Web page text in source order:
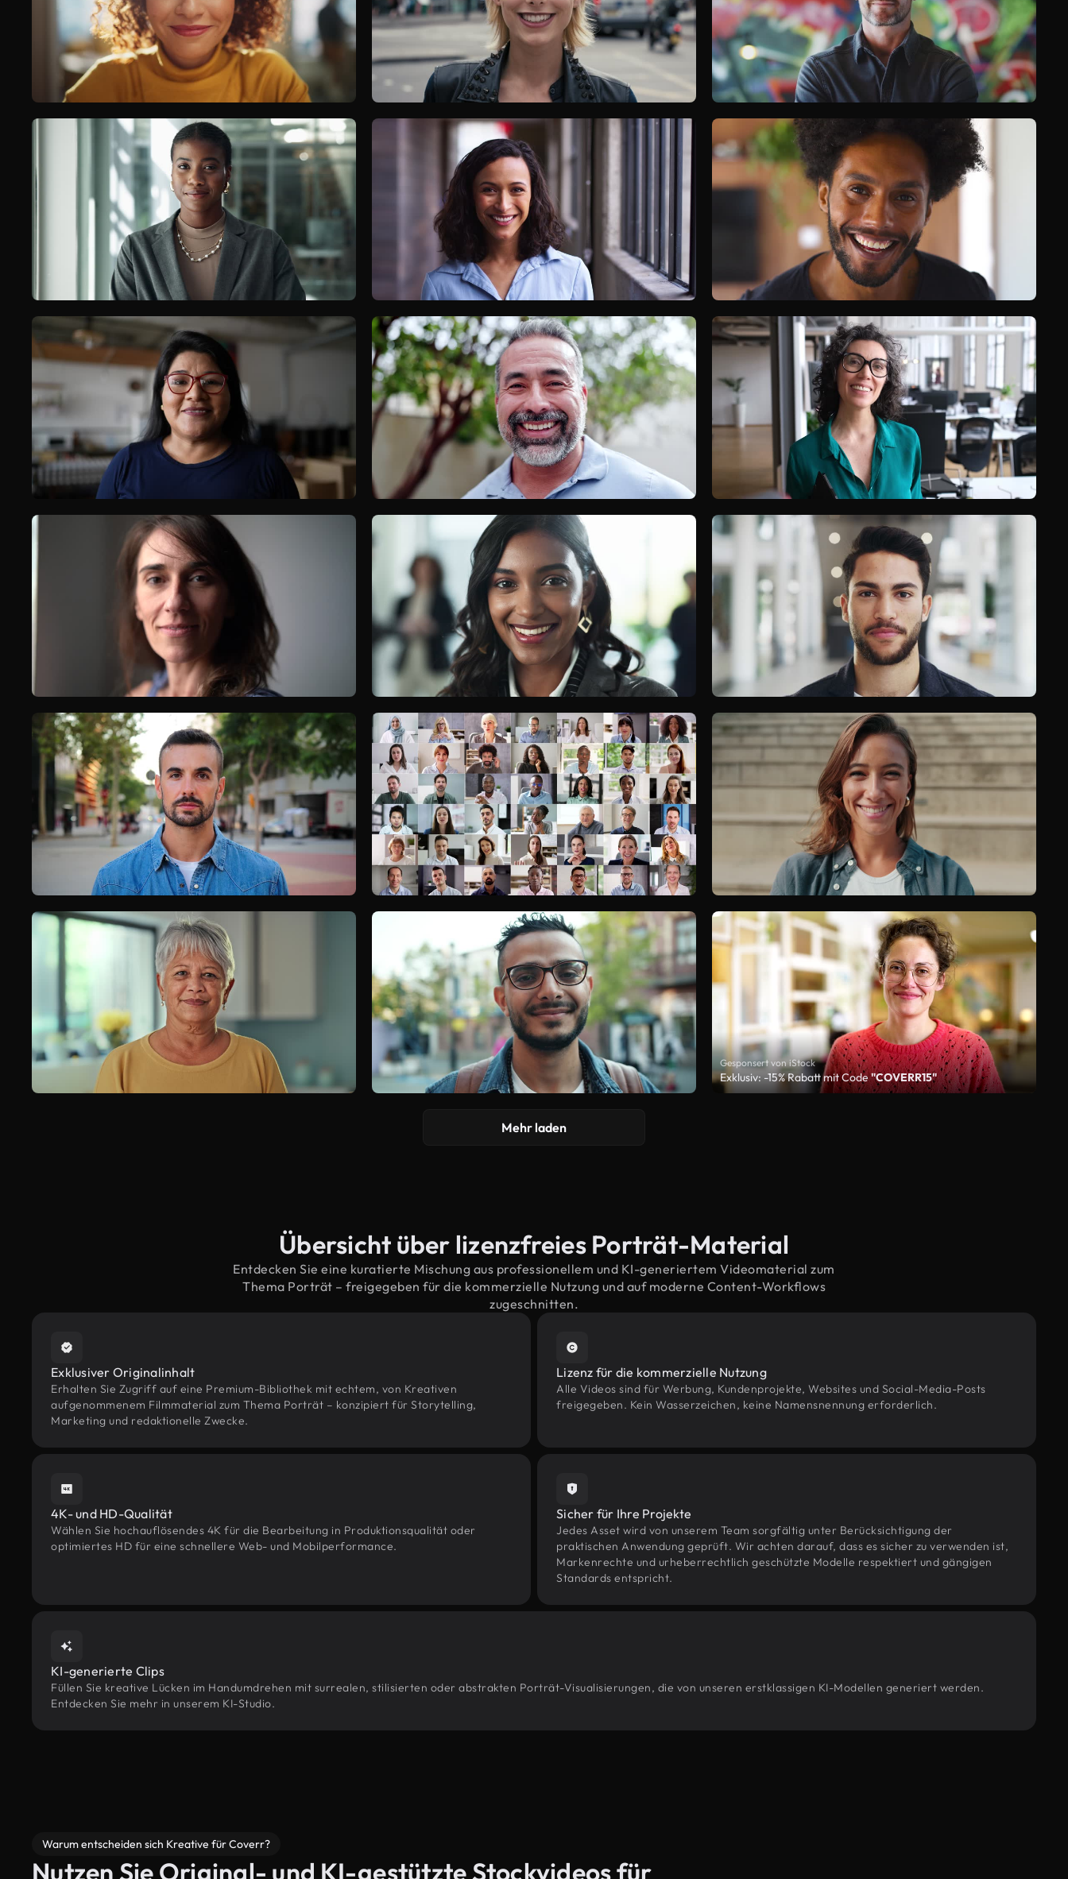
Gesponsert von iStock
Exklusiv: -15% Rabatt mit Code"COVERR15"
Mehr laden
Übersicht über lizenzfreies Porträt-Material
Entdecken Sie eine kuratierte Mischung aus professionellem und KI-generiertem Videomaterial zum
Thema Porträt – freigegeben für die kommerzielle Nutzung und auf moderne Content-Workflows
zugeschnitten.
Exklusiver Originalinhalt
Erhalten Sie Zugriff auf eine Premium-Bibliothek mit echtem, von Kreativen
aufgenommenem Filmmaterial zum Thema Porträt – konzipiert für Storytelling,
Marketing und redaktionelle Zwecke.
Lizenz für die kommerzielle Nutzung
Alle Videos sind für Werbung, Kundenprojekte, Websites und Social-Media-Posts
freigegeben. Kein Wasserzeichen, keine Namensnennung erforderlich.
4K- und HD-Qualität
Wählen Sie hochauflösendes 4K für die Bearbeitung in Produktionsqualität oder
optimiertes HD für eine schnellere Web- und Mobilperformance.
Sicher für Ihre Projekte
Jedes Asset wird von unserem Team sorgfältig unter Berücksichtigung der
praktischen Anwendung geprüft. Wir achten darauf, dass es sicher zu verwenden ist,
Markenrechte und urheberrechtlich geschützte Modelle respektiert und gängigen
Standards entspricht.
KI-generierte Clips
Füllen Sie kreative Lücken im Handumdrehen mit surrealen, stilisierten oder abstrakten Porträt-Visualisierungen, die von unseren erstklassigen KI-Modellen generiert werden.
Entdecken Sie mehr in unserem KI-Studio.
Warum entscheiden sich Kreative für Coverr?
Nutzen Sie Original- und KI-gestützte Stockvideos für